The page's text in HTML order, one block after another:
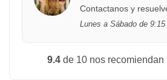
Contactanos y
Lunes a Sábado de
9.4de 10 nos recomiendan